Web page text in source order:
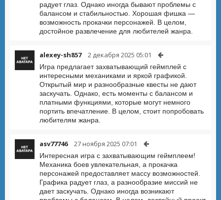
радует глаз. Однако иногда бывают проблемы с
балансом и стабильностью. Хорошая фишка —
возможность прокачки персонажей. В целом,
достойное развлечение для любителей жанра.
alexey-sh857 2 декабря 2025 05:01
Игра предлагает захватывающий геймплей с
интересными механиками и яркой графикой.
Открытый мир и разнообразные квесты не дают
заскучать. Однако, есть моменты с балансом и
платными функциями, которые могут немного
портить впечатление. В целом, стоит попробовать
любителям жанра.
asv77746 27 ноября 2025 07:01
Интересная игра с захватывающим геймплеем!
Механика боев увлекательная, а прокачка
персонажей предоставляет массу возможностей.
Графика радует глаз, а разнообразие миссий не
дает заскучать. Однако иногда возникают